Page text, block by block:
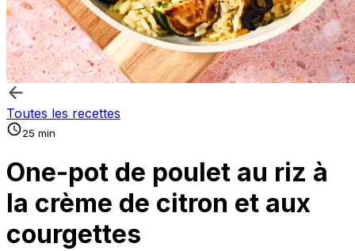
Toutes les recettes
25 min
One-pot de poulet au riz à
la crème de citron et aux
courgettes